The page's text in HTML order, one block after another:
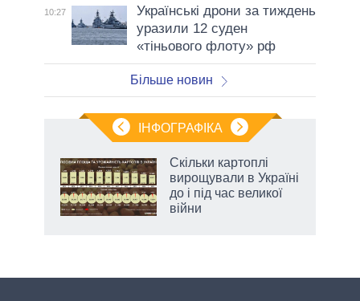
10:27
Українські дрони за тиждень
уразили 12 суден
«тіньового флоту» рф
Більше новин
ІНФОГРАФІКА
Скільки картоплі
вирощували в Україні
до і під час великої
війни